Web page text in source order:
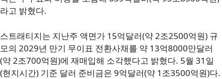
라고 밝혔다.
스트래티지는 지난주 액면가 15억달러(약 2조2500억원) 규
모의 2029년 만기 무이표 전환사채를 약 13억8000만달러
(약 2조700억원)에 재매입해 소각했다고 밝혔다. 5월 31일
(현지시간) 기준 달러 준비금은 9억달러(약 1조3500억원)다.